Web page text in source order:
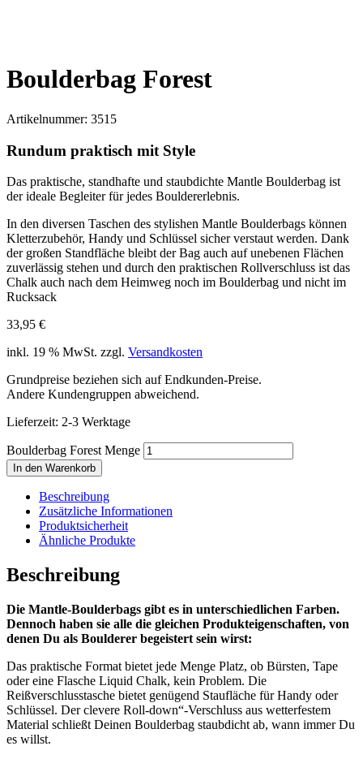
Boulderbag Forest
Artikelnummer: 3515
Rundum praktisch mit Style
Das praktische, standhafte und staubdichte Mantle Boulderbag ist
der ideale Begleiter für jedes Bouldererlebnis.
In den diversen Taschen des stylishen Mantle Boulderbags können
Kletterzubehör, Handy und Schlüssel sicher verstaut werden. Dank
der großen Standfläche bleibt der Bag auch auf unebenen Flächen
zuverlässig stehen und durch den praktischen Rollverschluss ist das
Chalk auch nach dem Heimweg noch im Boulderbag und nicht im
Rucksack
33,95 €
inkl. 19 % MwSt. zzgl. Versandkosten
Grundpreise beziehen sich auf Endkunden-Preise.
Andere Kundengruppen abweichend.
Lieferzeit: 2-3 Werktage
Boulderbag Forest Menge
In den Warenkorb
Beschreibung
Zusätzliche Informationen
Produktsicherheit
Ähnliche Produkte
Beschreibung
Die Mantle-Boulderbags gibt es in unterschiedlichen Farben.
Dennoch haben sie alle die gleichen Produkteigenschaften, von
denen Du als Boulderer begeistert sein wirst:
Das praktische Format bietet jede Menge Platz, ob Bürsten, Tape
oder eine Flasche Liquid Chalk, kein Problem. Die
Reißverschlusstasche bietet genügend Staufläche für Handy oder
Schlüssel. Der clevere Roll-down“-Verschluss aus wetterfestem
Material schließt Deinen Boulderbag staubdicht ab, wann immer Du
es willst.